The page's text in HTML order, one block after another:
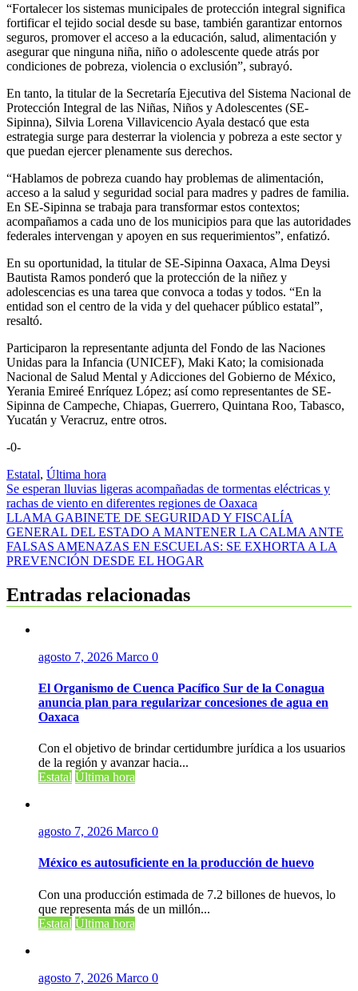
“Fortalecer los sistemas municipales de protección integral significa
fortificar el tejido social desde su base, también garantizar entornos
seguros, promover el acceso a la educación, salud, alimentación y
asegurar que ninguna niña, niño o adolescente quede atrás por
condiciones de pobreza, violencia o exclusión”, subrayó.
En tanto, la titular de la Secretaría Ejecutiva del Sistema Nacional de
Protección Integral de las Niñas, Niños y Adolescentes (SE-
Sipinna), Silvia Lorena Villavicencio Ayala destacó que esta
estrategia surge para desterrar la violencia y pobreza a este sector y
que puedan ejercer plenamente sus derechos.
“Hablamos de pobreza cuando hay problemas de alimentación,
acceso a la salud y seguridad social para madres y padres de familia.
En SE-Sipinna se trabaja para transformar estos contextos;
acompañamos a cada uno de los municipios para que las autoridades
federales intervengan y apoyen en sus requerimientos”, enfatizó.
En su oportunidad, la titular de SE-Sipinna Oaxaca, Alma Deysi
Bautista Ramos ponderó que la protección de la niñez y
adolescencias es una tarea que convoca a todas y todos. “En la
entidad son el centro de la vida y del quehacer público estatal”,
resaltó.
Participaron la representante adjunta del Fondo de las Naciones
Unidas para la Infancia (UNICEF), Maki Kato; la comisionada
Nacional de Salud Mental y Adicciones del Gobierno de México,
Yerania Emireé Enríquez López; así como representantes de SE-
Sipinna de Campeche, Chiapas, Guerrero, Quintana Roo, Tabasco,
Yucatán y Veracruz, entre otros.
-0-
Estatal, Última hora
Navegación
de
entradas
Se esperan lluvias ligeras acompañadas de tormentas eléctricas y
rachas de viento en diferentes regiones de Oaxaca
LLAMA GABINETE DE SEGURIDAD Y FISCALÍA
GENERAL DEL ESTADO A MANTENER LA CALMA ANTE
FALSAS AMENAZAS EN ESCUELAS: SE EXHORTA A LA
PREVENCIÓN DESDE EL HOGAR
Entradas relacionadas
agosto 7, 2026 Marco 0
El Organismo de Cuenca Pacífico Sur de la Conagua
anuncia plan para regularizar concesiones de agua en
Oaxaca
Con el objetivo de brindar certidumbre jurídica a los usuarios
de la región y avanzar hacia...
Estatal Última hora
agosto 7, 2026 Marco 0
México es autosuficiente en la producción de huevo
Con una producción estimada de 7.2 billones de huevos, lo
que representa más de un millón...
Estatal Última hora
agosto 7, 2026 Marco 0